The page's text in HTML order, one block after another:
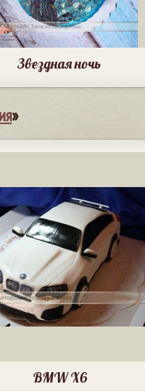
Звездная ночь
»
BMW X6